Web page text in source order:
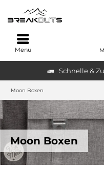
Schnelle &
Menü
Moon Boxen
Moon Boxen